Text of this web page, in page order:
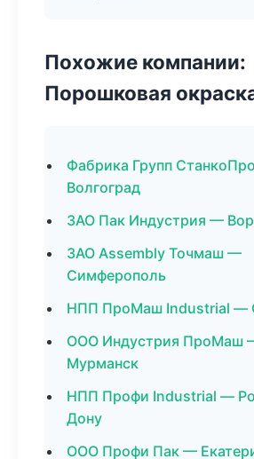
Похожие компании:
Порошковая
Фабрика Групп
Волгоград
ЗАО Пак Индустрия —
ЗАО Assembly Точмаш —
Симферополь
НПП ПроМаш Industrial —
ООО Индустрия ПроМаш
Мурманск
НПП Профи Industrial —
Дону
ООО Профи Пак —